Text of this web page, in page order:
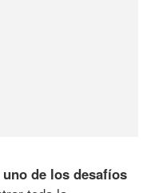
uno de los desafíos